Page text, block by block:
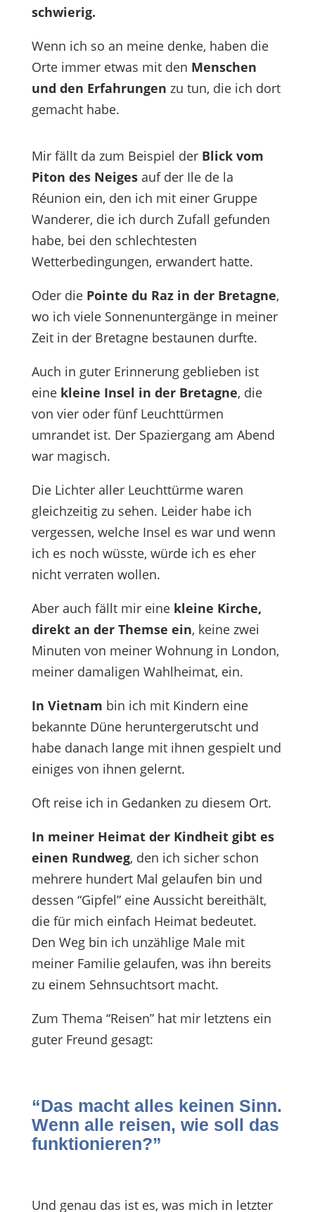
schwierig.
Wenn ich so an meine denke, haben die
Orte immer etwas mit den Menschen
und den Erfahrungen zu tun, die ich dort
gemacht habe.
Mir fällt da zum Beispiel der Blick vom
Piton des Neiges auf der Ile de la
Réunion ein, den ich mit einer Gruppe
Wanderer, die ich durch Zufall gefunden
habe, bei den schlechtesten
Wetterbedingungen, erwandert hatte.
Oder diePointe du Raz in der Bretagne,
wo ich viele Sonnenuntergänge in meiner
Zeit in der Bretagne bestaunen durfte.
Auch in guter Erinnerung geblieben ist
eine kleine Insel in der Bretagne, die
von vier oder fünf Leuchttürmen
umrandet ist. Der Spaziergang am Abend
war magisch.
Die Lichter aller Leuchttürme waren
gleichzeitig zu sehen. Leider habe ich
vergessen, welche Insel es war und wenn
ich es noch wüsste, würde ich es eher
nicht verraten wollen.
Aber auch fällt mir eine kleine Kirche,
direkt an der Themse ein, keine zwei
Minuten von meiner Wohnung in London,
meiner damaligen Wahlheimat, ein.
In Vietnam bin ich mit Kindern eine
bekannte Düne heruntergerutscht und
habe danach lange mit ihnen gespielt und
einiges von ihnen gelernt.
Oft reise ich in Gedanken zu diesem Ort.
In meiner Heimat der Kindheit gibt es
einen Rundweg, den ich sicher schon
mehrere hundert Mal gelaufen bin und
dessen “Gipfel” eine Aussicht bereithält,
die für mich einfach Heimat bedeutet.
Den Weg bin ich unzählige Male mit
meiner Familie gelaufen, was ihn bereits
zu einem Sehnsuchtsort macht.
Zum Thema “Reisen” hat mir letztens ein
guter Freund gesagt:
“Das macht alles keinen Sinn.
Wenn alle reisen, wie soll das
funktionieren?”
Und genau das ist es, was mich in letzter